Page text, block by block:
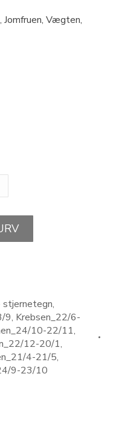
Jomfruen, Vægten,
,
9, Krebsen_22/6-
10-22/11,
12-20/1,
4-21/5,
9-23/10